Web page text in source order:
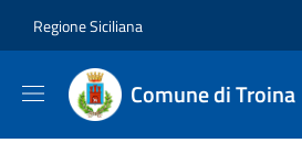
Regione Siciliana
Comune di Troina